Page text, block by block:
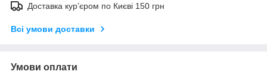
Доставка кур’єром по Києві 150 грн
Всі умови доставки
Умови оплати